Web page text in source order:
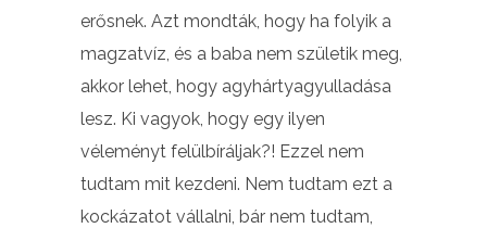
erősnek. Azt mondták, hogy ha folyik a
magzatvíz, és a baba nem születik meg,
akkor lehet, hogy agyhártyagyulladása
lesz. Ki vagyok, hogy egy ilyen
véleményt felülbíráljak?! Ezzel nem
tudtam mit kezdeni. Nem tudtam ezt a
kockázatot vállalni, bár nem tudtam,